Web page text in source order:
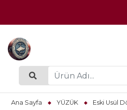
Ana Sayfa YÜZÜK Eski Usül